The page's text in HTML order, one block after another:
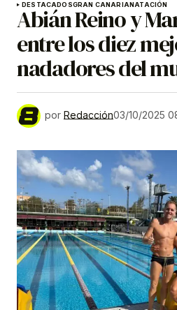
DESTACADOSGRAN CANARIANATACIÓN
Abián Reino y
entre los diez
nadadores del
por Redacción03/10/2025